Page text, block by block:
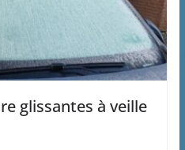
glissantes à veille